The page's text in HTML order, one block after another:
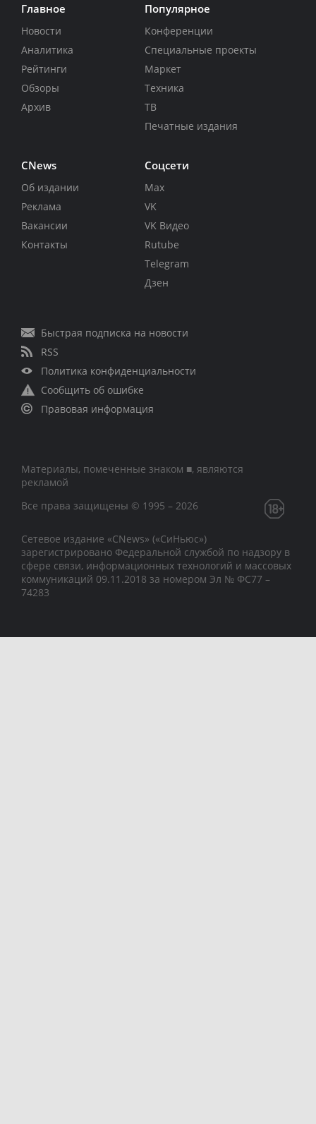
Главное
Новости
Аналитика
Рейтинги
Обзоры
Архив
Популярное
Конференции
Специальные проекты
Маркет
Техника
ТВ
Печатные издания
CNews
Об издании
Реклама
Вакансии
Контакты
Соцсети
Max
VK
VK Видео
Rutube
Telegram
Дзен
Быстрая подписка на новости
RSS
Политика конфиденциальности
Сообщить об ошибке
Правовая информация
Материалы, помеченные знаком ■, являются
рекламой
Все права защищены © 1995 – 2026
Сетевое издание «CNews» («СиНьюс»)
зарегистрировано Федеральной службой по надзору в
сфере связи, информационных технологий и массовых
коммуникаций 09.11.2018 за номером Эл № ФС77 –
74283